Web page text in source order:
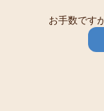
お手数です